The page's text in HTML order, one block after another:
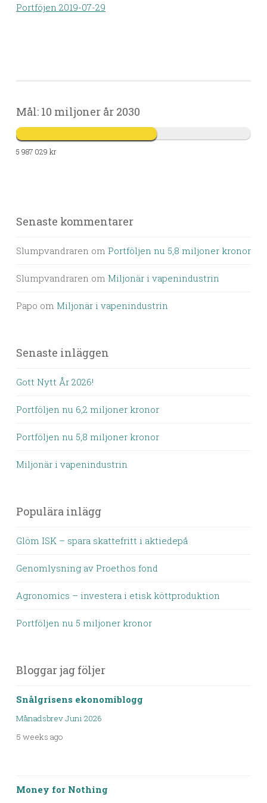
Portföjen 2019-07-29
Mål: 10 miljoner år 2030
5 987 029 kr
Senaste kommentarer
Slumpvandraren om Portföljen nu 5,8 miljoner kronor
Slumpvandraren om Miljonär i vapenindustrin
Papo om Miljonär i vapenindustrin
Senaste inläggen
Gott Nytt År 2026!
Portföljen nu 6,2 miljoner kronor
Portföljen nu 5,8 miljoner kronor
Miljonär i vapenindustrin
Populära inlägg
Glöm ISK – spara skattefritt i aktiedepå
Genomlysning av Proethos fond
Agronomics – investera i etisk köttproduktion
Portföljen nu 5 miljoner kronor
Bloggar jag följer
Snålgrisens ekonomiblogg
Månadsbrev Juni 2026
5 weeks ago
Money for Nothing